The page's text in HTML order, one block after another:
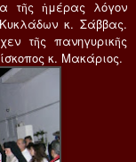
τῆς ἡμέρας λόγον
κ. Σάββας.
τῆς πανηγυρικῆς
κ. Μακάριος.